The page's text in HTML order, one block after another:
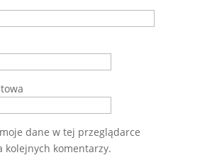
dane w tej przeglądarce
kolejnych komentarzy.